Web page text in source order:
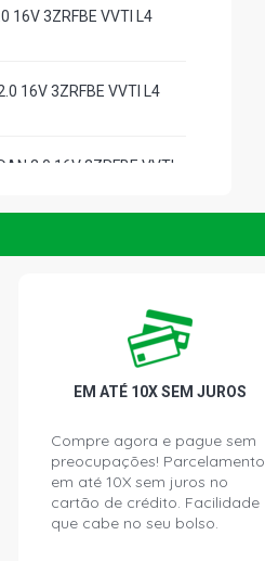
16V 3ZRFBE VVTI L4
16V 3ZRFBE VVTI L4
2.0 16V 3ZRFBE VVTI
1.8 16V 2ZRFE VVTI
SEDAN 1.8 16V
- 2016)
EM ATÉ 10X SEM JUROS
Compre agora e pague sem
preocupações! Parcelamento
em até 10X sem juros no
cartão de crédito. Facilidade
que cabe no seu bolso.